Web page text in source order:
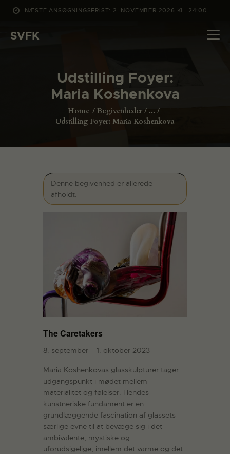
NÆSTE ANSØGNINGSFRIST: 2. NOVEMBER 2026 KL. 24:00
SVFK
Udstilling Foyer:
Maria Koshenkova
Home Begivenheder
...
Udstilling Foyer: Maria Koshenkova
DET SKER
PROJEKTER
ANSØG
Denne begivenhed er allerede
afholdt.
The Caretakers
8. september – 1. oktober 2023
Maria Koshenkovas glasskulpturer tager
udgangspunkt i mødet mellem
materialitet og følelser. Hendes
kunstneriske fundament er en
grundlæggende fascination af glassets
særlige evne til at bevæge sig i det
ambivalente, mystiske og
uforudsigelige, imellem det varme og det